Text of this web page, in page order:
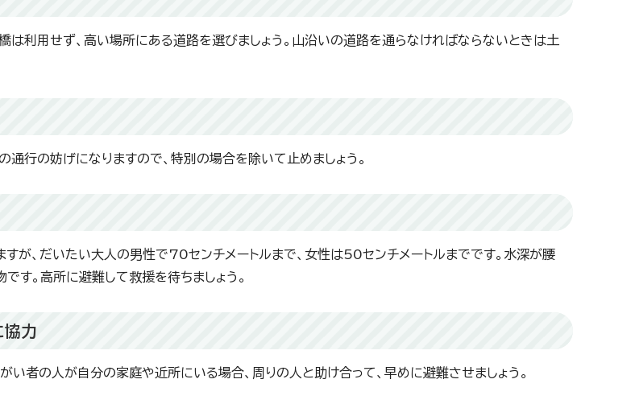
は利用せず、高い場所にある道路を選びましょう。山沿いの道路を通らなければならないときは土
行の妨げになりますので、特別の場合を除いて止めましょう。
すが、だいたい大人の男性で70センチメートルまで、女性は50センチメートルまでです。水深が腰
す。高所に避難して救援を待ちましょう。
協力
い者の人が自分の家庭や近所にいる場合、周りの人と助け合って、早めに避難させましょう。